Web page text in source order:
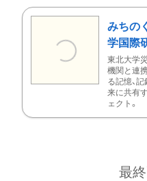
みちの
学国際
東北大学
機関と連
る記憶、
来に共有
ェクト。
最